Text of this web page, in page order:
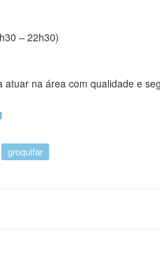
– 22h30)
na área com qualidade e
groquifar